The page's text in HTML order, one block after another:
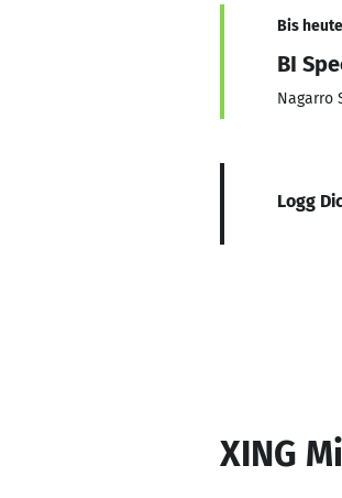
Bis heute
BI
Nagarro
Logg
XING